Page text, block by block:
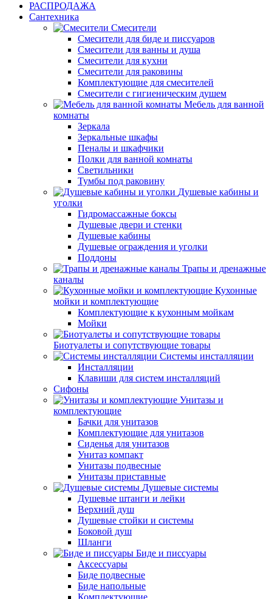
РАСПРОДАЖА
Сантехника
Смесители
Смесители для биде и писсуаров
Смесители для ванны и душа
Смесители для кухни
Смесители для раковины
Комплектующие для смесителей
Смесители с гигиеническим душем
Мебель для ванной
комнаты
Зеркала
Зеркальные шкафы
Пеналы и шкафчики
Полки для ванной комнаты
Светильники
Тумбы под раковину
Душевые кабины и
уголки
Гидромассажные боксы
Душевые двери и стенки
Душевые кабины
Душевые ограждения и уголки
Поддоны
Трапы и дренажные
каналы
Кухонные
мойки и комплектующие
Комплектующие к кухонным мойкам
Мойки
Биотуалеты и сопутствующие товары
Системы инсталляции
Инсталляции
Клавиши для систем инсталляций
Сифоны
Унитазы и
комплектующие
Бачки для унитазов
Комплектующие для унитазов
Сиденья для унитазов
Унитаз компакт
Унитазы подвесные
Унитазы приставные
Душевые системы
Душевые штанги и лейки
Верхний душ
Душевые стойки и системы
Боковой душ
Шланги
Биде и писсуары
Аксессуары
Биде подвесные
Биде напольные
Комплектующие